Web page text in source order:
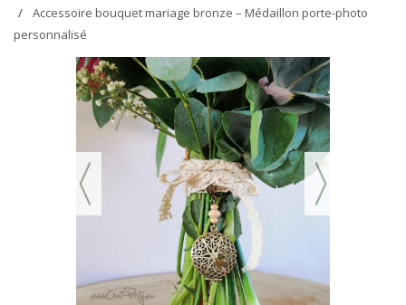
Accessoire bouquet mariage bronze – Médaillon porte-photo
personnalisé